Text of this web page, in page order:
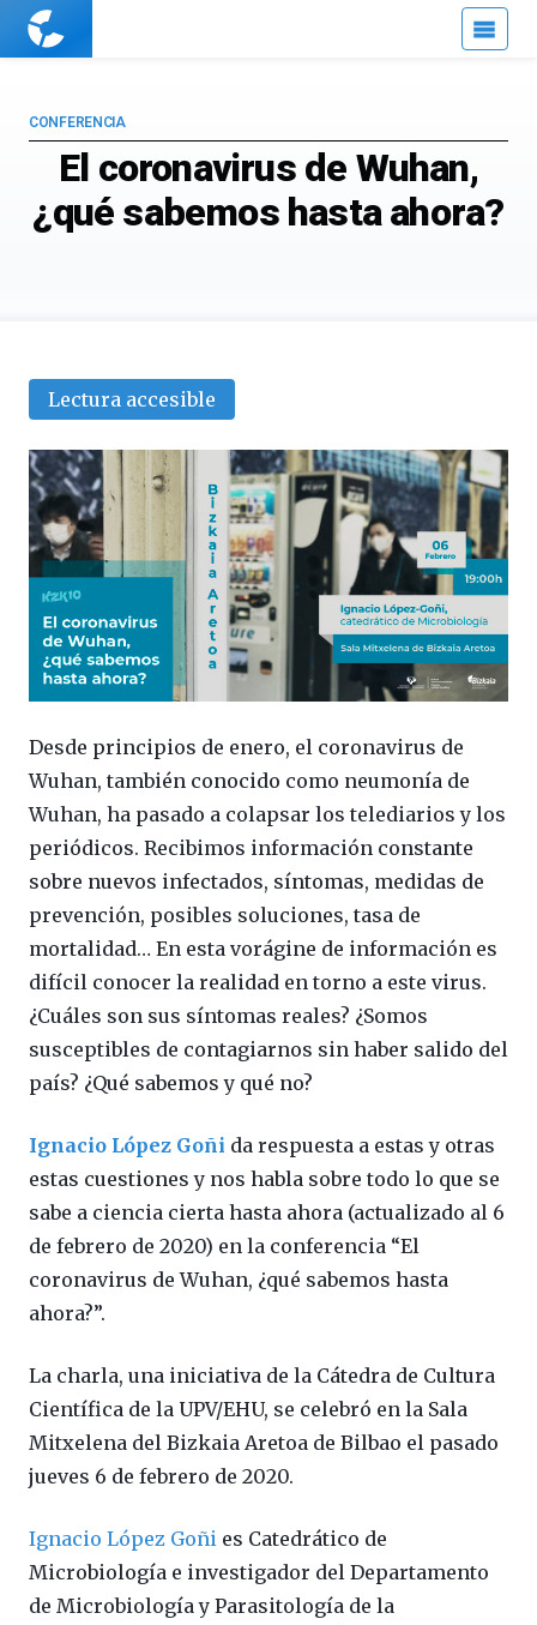
Cuaderno
El coronavirus de Wuhan,
¿qué sabemos hasta ahora?
CONFERENCIA
Lectura accesible
Desde principios de enero, el coronavirus de
Wuhan, también conocido como neumonía de
Wuhan, ha pasado a colapsar los telediarios y los
periódicos. Recibimos información constante
sobre nuevos infectados, síntomas, medidas de
prevención, posibles soluciones, tasa de
mortalidad… En esta vorágine de información es
difícil conocer la realidad en torno a este virus.
¿Cuáles son sus síntomas reales? ¿Somos
susceptibles de contagiarnos sin haber salido del
país? ¿Qué sabemos y qué no?
Ignacio López Goñi da respuesta a estas y otras
estas cuestiones y nos habla sobre todo lo que se
sabe a ciencia cierta hasta ahora (actualizado al 6
de febrero de 2020) en la conferencia “El
coronavirus de Wuhan, ¿qué sabemos hasta
ahora?”.
La charla, una iniciativa de la Cátedra de Cultura
Científica de la UPV/EHU, se celebró en la Sala
Mitxelena del Bizkaia Aretoa de Bilbao el pasado
jueves 6 de febrero de 2020.
Ignacio López Goñi es Catedrático de
Microbiología e investigador del Departamento
de Microbiología y Parasitología de la